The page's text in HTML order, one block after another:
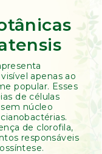
apenas ao
popular. Esses
de células
núcleo
de clorofila,
responsáveis